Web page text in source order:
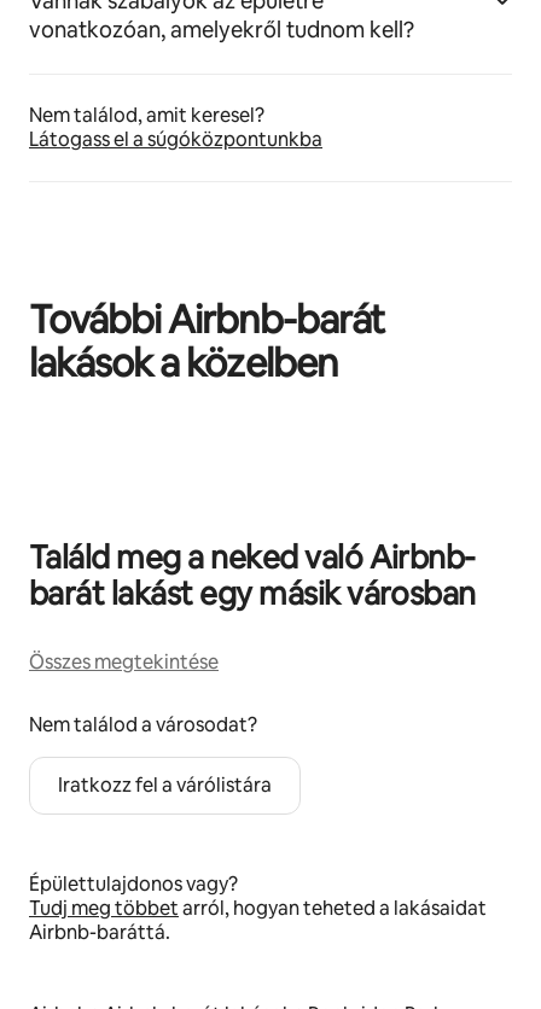
vonatkozóan, amelyekről tudnom kell?
Nem találod, amit keresel?
Látogass el a súgóközpontunkba
További Airbnb-barát
lakások a közelben
Találd meg a neked való Airbnb-
barát lakást egy másik városban
Összes megtekintése
Nem találod a városodat?
Iratkozz fel a várólistára
Épülettulajdonos vagy?
Tudj meg többetarról, hogyan teheted a lakásaidat
Airbnb-baráttá.